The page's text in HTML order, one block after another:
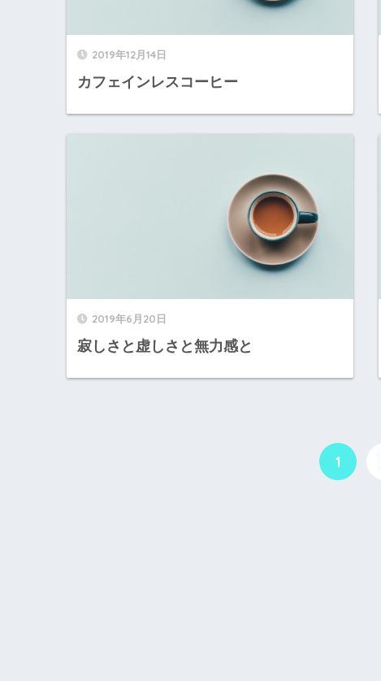
2019年12月14日
カフェインレスコーヒー
2019年6月20日
寂しさと虚しさと無力感と
1